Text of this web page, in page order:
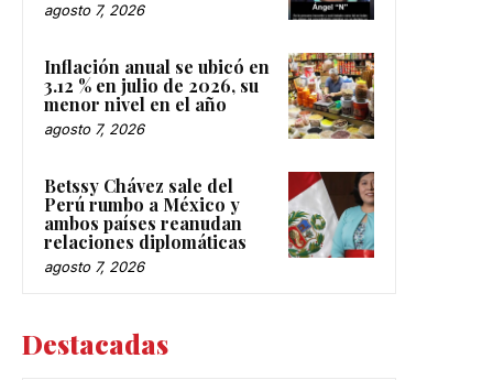
agosto 7, 2026
Inflación anual se ubicó en
3.12 % en julio de 2026, su
menor nivel en el año
agosto 7, 2026
Betssy Chávez sale del
Perú rumbo a México y
ambos países reanudan
relaciones diplomáticas
agosto 7, 2026
Destacadas